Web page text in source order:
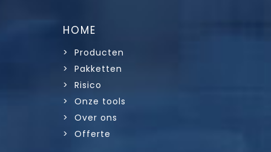
HOME
> Producten
> Pakketten
> Risico
> Onze tools
> Over ons
> Offerte